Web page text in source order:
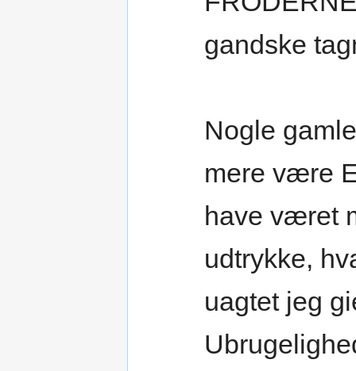
gandske
Nogle
mere være
have været
udtrykke,
uagtet jeg